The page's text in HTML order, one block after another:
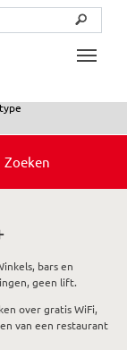
bars en
geen lift.
over gratis WiFi,
van een restaurant